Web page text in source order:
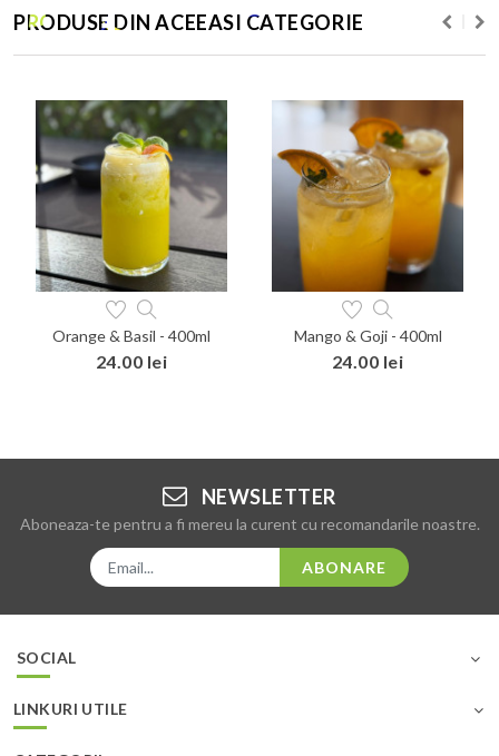
PRODUSE DIN ACEEASI CATEGORIE
Orange & Basil - 400ml
24.00 lei
Mango & Goji - 400ml
24.00 lei
NEWSLETTER
Aboneaza-te pentru a fi mereu la curent cu recomandarile noastre.
ABONARE
SOCIAL
LINKURI UTILE